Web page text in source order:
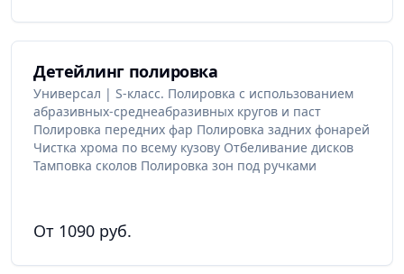
Детейлинг полировка
Универсал | S-класс. Полировка с использованием
абразивных-среднеабразивных кругов и паст
Полировка передних фар Полировка задних фонарей
Чистка хрома по всему кузову Отбеливание дисков
Тамповка сколов Полировка зон под ручками
От 1090 руб.